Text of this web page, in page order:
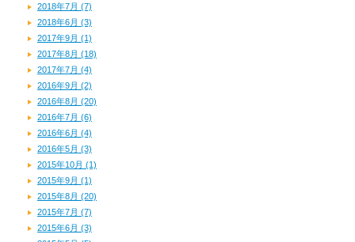
2018年7月 (7)
2018年6月 (3)
2017年9月 (1)
2017年8月 (18)
2017年7月 (4)
2016年9月 (2)
2016年8月 (20)
2016年7月 (6)
2016年6月 (4)
2016年5月 (3)
2015年10月 (1)
2015年9月 (1)
2015年8月 (20)
2015年7月 (7)
2015年6月 (3)